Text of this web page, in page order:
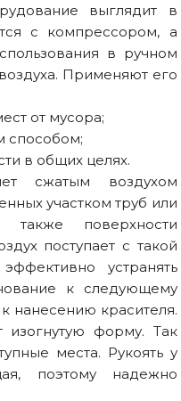
выглядит в
с компрессором, а
в ручном
Применяют его
от мусора;
способом;
в общих целях.
сжатым воздухом
участком труб или
также поверхности
поступает с такой
устранять
к следующему
нанесению красителя.
изогнутую форму. Так
места. Рукоять у
поэтому надежно